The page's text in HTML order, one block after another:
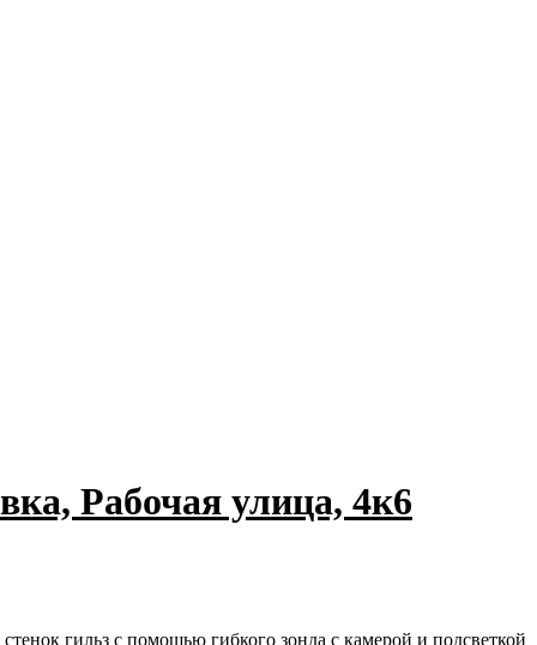
Рабочая улица, 4к6
гильз с помощью гибкого зонда с камерой и подсветкой